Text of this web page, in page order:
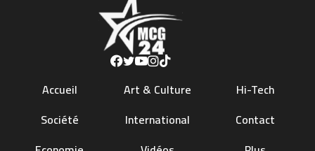
Accueil
Société
Art & Culture
International
Hi-Tech
Contact